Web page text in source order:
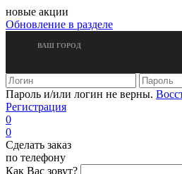
новые акции
Обновление в разделе
ВАШ ГОРОД
Пароль и/или логин не верны.
Регистрация
0
0
Сделать заказ
по телефону
Как Вас зовут?